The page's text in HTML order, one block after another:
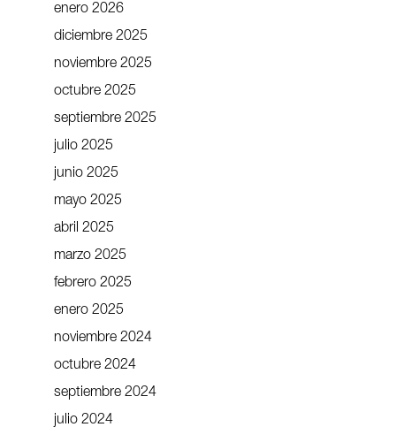
enero 2026
diciembre 2025
noviembre 2025
octubre 2025
septiembre 2025
julio 2025
junio 2025
mayo 2025
abril 2025
marzo 2025
febrero 2025
enero 2025
noviembre 2024
octubre 2024
septiembre 2024
julio 2024